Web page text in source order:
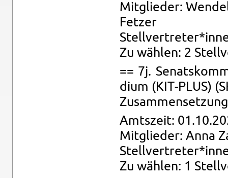
Mit­glie­der:
Fet­zer
Zu wäh­len: 2
== 7j.
di­um (KIT-PLUS)
Amts­zeit:
Mit­glie­der: Anna
Zu wäh­len: 1